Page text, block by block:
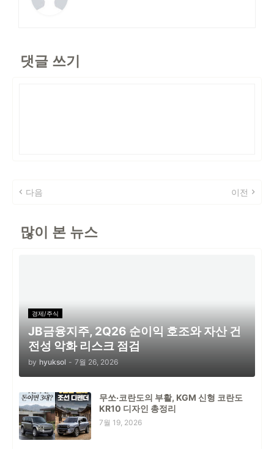
댓글 쓰기
다음 이전
많이 본 뉴스
경제/주식
JB금융지주, 2Q26 순이익 호조와 자산 건
전성 악화 리스크 점검
by hyuksol - 7월 26, 2026
무쏘·코란도의 부활, KGM 신형 코란도
KR10 디자인 총정리
7월 19, 2026